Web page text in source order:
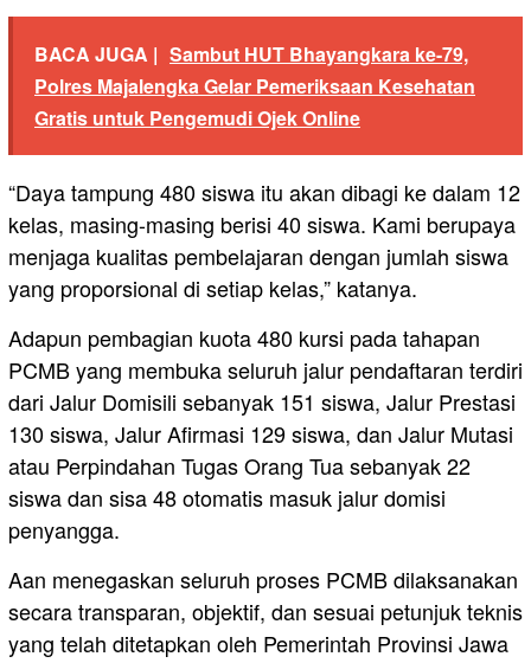
BACA JUGA | Sambut HUT Bhayangkara ke-79,
Polres Majalengka Gelar Pemeriksaan Kesehatan
Gratis untuk Pengemudi Ojek Online
“Daya tampung 480 siswa itu akan dibagi ke dalam 12
kelas, masing-masing berisi 40 siswa. Kami berupaya
menjaga kualitas pembelajaran dengan jumlah siswa
yang proporsional di setiap kelas,” katanya.
Adapun pembagian kuota 480 kursi pada tahapan
PCMB yang membuka seluruh jalur pendaftaran terdiri
dari Jalur Domisili sebanyak 151 siswa, Jalur Prestasi
130 siswa, Jalur Afirmasi 129 siswa, dan Jalur Mutasi
atau Perpindahan Tugas Orang Tua sebanyak 22
siswa dan sisa 48 otomatis masuk jalur domisi
penyangga.
Aan menegaskan seluruh proses PCMB dilaksanakan
secara transparan, objektif, dan sesuai petunjuk teknis
yang telah ditetapkan oleh Pemerintah Provinsi Jawa